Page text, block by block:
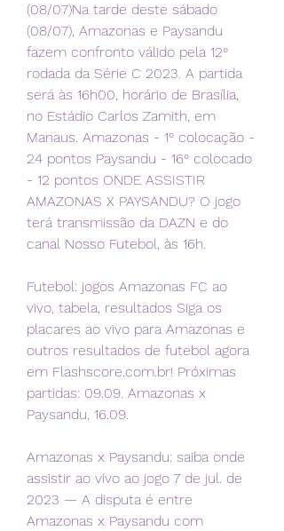
(08/07)Na tarde deste sábado
(08/07), Amazonas e Paysandu
fazem confronto válido pela 12°
rodada da Série C 2023. A partida
será às 16h00, horário de Brasília,
no Estádio Carlos Zamith, em
Manaus. Amazonas - 1° colocação -
24 pontos Paysandu - 16° colocado
- 12 pontos ONDE ASSISTIR
AMAZONAS X PAYSANDU? O jogo
terá transmissão da DAZN e do
canal Nosso Futebol, às 16h.
Futebol: jogos Amazonas FC ao
vivo, tabela, resultados Siga os
placares ao vivo para Amazonas e
outros resultados de futebol agora
em Flashscore.com.br! Próximas
partidas: 09.09. Amazonas x
Paysandu, 16.09.
Amazonas x Paysandu: saiba onde
assistir ao vivo ao jogo 7 de jul. de
2023 — A disputa é entre
Amazonas x Paysandu com